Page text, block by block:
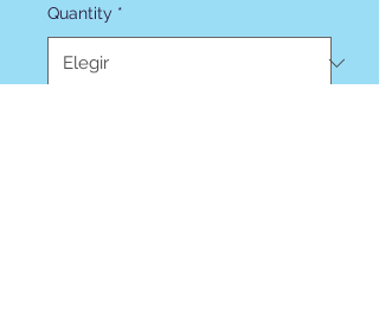
Quantity *